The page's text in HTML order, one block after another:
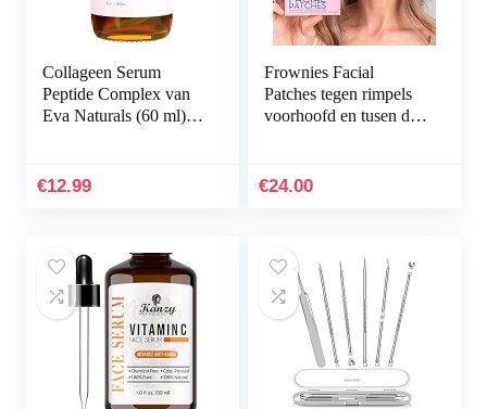
Collageen Serum
Peptide Complex van
Eva Naturals (60 ml) –
Antiveroudering
€12.99
Frownies Facial
Patches tegen rimpels
voorhoofd en tusen de
€24.00